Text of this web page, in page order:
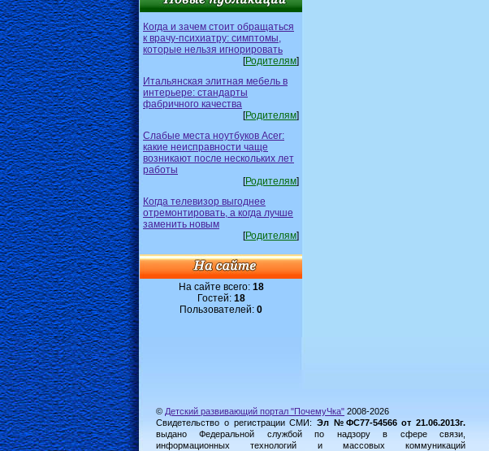
Когда и зачем стоит обращаться
к врачу-психиатру: симптомы,
которые нельзя игнорировать
[Родителям]
Итальянская элитная мебель в
интерьере: стандарты
фабричного качества
[Родителям]
Слабые места ноутбуков Acer:
какие неисправности чаще
возникают после нескольких лет
работы
[Родителям]
Когда телевизор выгоднее
отремонтировать, а когда лучше
заменить новым
[Родителям]
На сайте всего: 18
Гостей: 18
Пользователей: 0
© Детский развивающий портал "ПочемуЧка" 2008-2026
Свидетельство о регистрации СМИ: Эл №ФС77-54566 от 21.06.2013г.
выдано Федеральной службой по надзору в сфере связи,
информационных технологий и массовых коммуникаций